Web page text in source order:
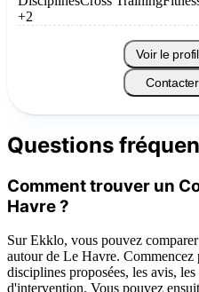
+2
Voir le profil
Contacter
Questions
Comment trouver un
Havre ?
Sur Ekklo, vous pouvez
autour de Le Havre. Commencez
disciplines proposées, les avis,
d'intervention. Vous pouvez